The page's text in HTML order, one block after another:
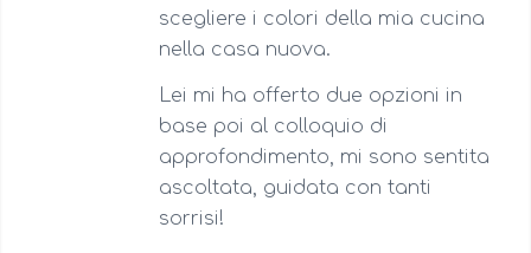
scegliere i colori della mia cucina
nella casa nuova.
Lei mi ha offerto due opzioni in
base poi al colloquio di
approfondimento, mi sono sentita
ascoltata, guidata con tanti
sorrisi!